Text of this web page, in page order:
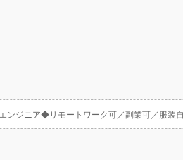
ンジニア◆リモートワーク可／副業可／服装